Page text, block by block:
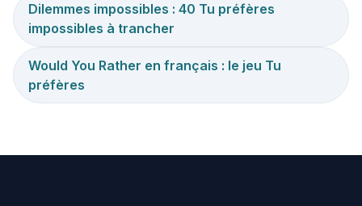
Dilemmes impossibles : 40 Tu préfères
impossibles à trancher
Would You Rather en français : le jeu Tu
préfères